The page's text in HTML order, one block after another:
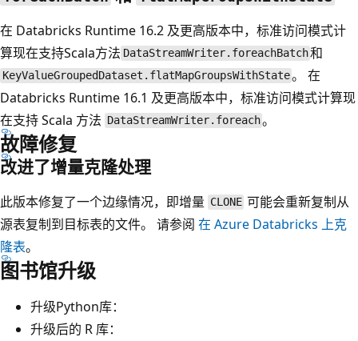
在 Databricks Runtime 16.2 及更高版本中，标准访问模式计
算现在支持Scala方法 DataStreamWriter.foreachBatch和
KeyValueGroupedDataset.flatMapGroupsWithState。 在
Databricks Runtime 16.1 及更高版本中，标准访问模式计算现
在支持 Scala 方法 DataStreamWriter.foreach。
故障修复
改进了增量克隆处理
此版本修复了一个边缘情况，即增量 CLONE 可能会重新复制从
源表复制到目标表的文件。 请参阅 在 Azure Databricks 上克
隆表。
图书馆升级
升级Python库：
升级后的 R 库：